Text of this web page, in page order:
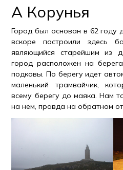
А Корунья
Город был основан в 62 году
вскоре построили здесь
являющийся старейшим из
город расположен на
подковы. По берегу идет
маленький трамвайчик,
всему берегу до маяка. Нам
на нем, правда на обратном